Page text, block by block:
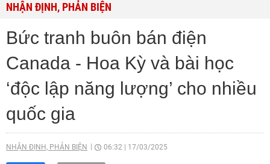
NHẬN ĐỊNH, PHẢN BIỆN
Bức tranh buôn bán điện
Canada - Hoa Kỳ và bài học
‘độc lập năng lượng’ cho nhiều
quốc gia
NHẬN ĐỊNH, PHẢN BIỆN 06:32 17/03/2025